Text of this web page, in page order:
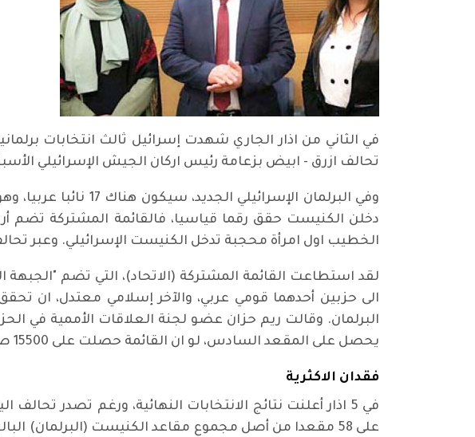
في الثاني من اذار الجاري شهدت إسرائيل ثالث انتخابات
تحالف ازرق - ابيض بزعامة رئيس اركان الجيش الإسرائيلي
وفي البرلمان
الخطيب اول امرأة محجبة تدخل الكنيست الإسرائيلي. وعبر
لقد استطاعت القائمة المشتركة (الاتحاد)، التي تضم "الجبهة
يحصل على المقعد السادس، لو ان القائمة حصلت على 15500 صوت آخر.
فقدان الاكثرية
في 5 اذار أعلنت نتائج الانتخابات النهائية، ورغم تصدر